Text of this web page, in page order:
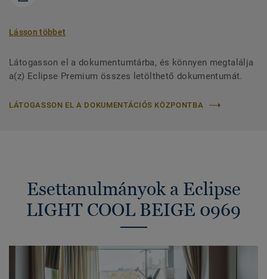
Lásson többet
Látogasson el a dokumentumtárba, és könnyen megtalálja
a(z) Eclipse Premium összes letölthető dokumentumát.
LÁTOGASSON EL A DOKUMENTÁCIÓS KÖZPONTBA
Esettanulmányok a Eclipse
LIGHT COOL BEIGE 0969